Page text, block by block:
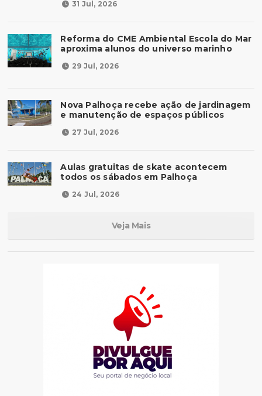
31 Jul, 2026
Reforma do CME Ambiental Escola do Mar
aproxima alunos do universo marinho
29 Jul, 2026
Nova Palhoça recebe ação de jardinagem
e manutenção de espaços públicos
27 Jul, 2026
Aulas gratuitas de skate acontecem
todos os sábados em Palhoça
24 Jul, 2026
Veja Mais